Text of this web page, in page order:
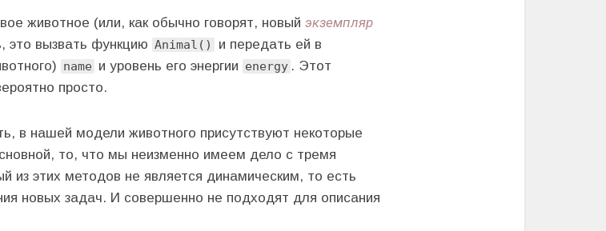
животное (или, как обычно говорят, новый экземпляр
это вызвать функцию Animal()
и передать ей в
name и уровень его энергии energy . Этот
просто.
в нашей модели животного присутствуют некоторые
то, что мы неизменно имеем дело с тремя
из этих методов не является динамическим, то есть
новых задач. И совершенно не подходят для описания